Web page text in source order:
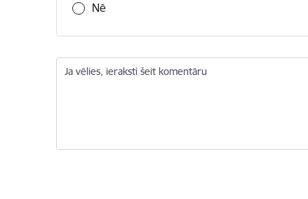
Nē
Ja vēlies, ieraksti šeit komentāru